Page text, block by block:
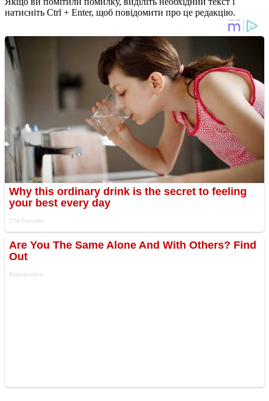
натисніть Ctrl + Enter, щоб повідомити про це редакцію.